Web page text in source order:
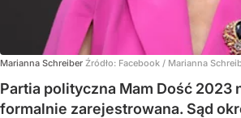
Marianna Schreiber Źródło: Facebook / Marianna
Partia polityczna Mam Dość 2023
formalnie zarejestrowana. Sąd